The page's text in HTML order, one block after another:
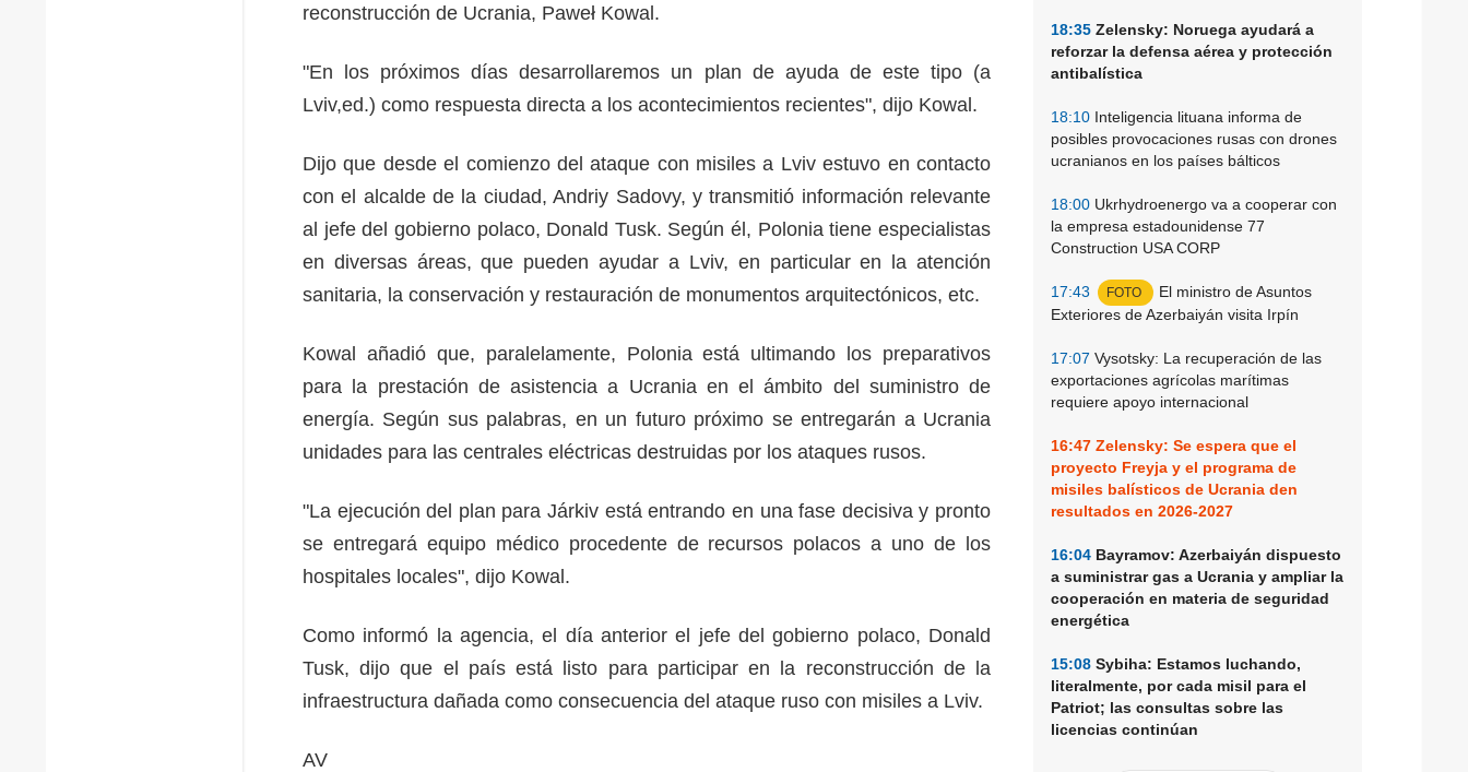
18:35 Zelensky: Noruega ayudará a
reforzar la defensa aérea y protección
antibalística
18:10 Inteligencia lituana informa de
posibles provocaciones rusas con drones
ucranianos en los países bálticos
18:00 Ukrhydroenergo va a cooperar con
la empresa estadounidense 77
Construction USA CORP
17:43 FOTO
El ministro de Asuntos
Exteriores de Azerbaiyán visita Irpín
17:07 Vysotsky: La recuperación de las
exportaciones agrícolas marítimas
requiere apoyo internacional
16:47 Zelensky: Se espera que el
proyecto Freyja y el programa de
misiles balísticos de Ucrania den
resultados en 2026-2027
16:04 Bayramov: Azerbaiyán dispuesto
a suministrar gas a Ucrania y ampliar la
cooperación en materia de seguridad
energética
15:08 Sybiha: Estamos luchando,
literalmente, por cada misil para el
Patriot; las consultas sobre las
licencias continúan
reconstrucción de Ucrania, Paweł Kowal.
"En los próximos días desarrollaremos un plan de ayuda de este tipo (a
Lviv,ed.) como respuesta directa a los acontecimientos recientes", dijo Kowal.
Dijo que desde el comienzo del ataque con misiles a Lviv estuvo en contacto
con el alcalde de la ciudad, Andriy Sadovy, y transmitió información relevante
al jefe del gobierno polaco, Donald Tusk. Según él, Polonia tiene especialistas
en diversas áreas, que pueden ayudar a Lviv, en particular en la atención
sanitaria, la conservación y restauración de monumentos arquitectónicos, etc.
Kowal añadió que, paralelamente, Polonia está ultimando los preparativos
para la prestación de asistencia a Ucrania en el ámbito del suministro de
energía. Según sus palabras, en un futuro próximo se entregarán a Ucrania
unidades para las centrales eléctricas destruidas por los ataques rusos.
"La ejecución del plan para Járkiv está entrando en una fase decisiva y pronto
se entregará equipo médico procedente de recursos polacos a uno de los
hospitales locales", dijo Kowal.
Como informó la agencia, el día anterior el jefe del gobierno polaco, Donald
Tusk, dijo que el país está listo para participar en la reconstrucción de la
infraestructura dañada como consecuencia del ataque ruso con misiles a Lviv.
AV